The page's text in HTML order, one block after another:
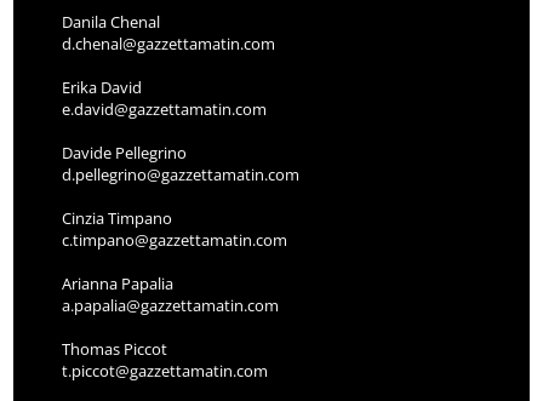
Danila Chenal
d.chenal@gazzettamatin.com
Erika David
e.david@gazzettamatin.com
Davide Pellegrino
d.pellegrino@gazzettamatin.com
Cinzia Timpano
c.timpano@gazzettamatin.com
Arianna Papalia
a.papalia@gazzettamatin.com
Thomas Piccot
t.piccot@gazzettamatin.com